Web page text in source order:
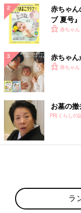
（はるる）
◾️生ハム
「生ハムと大根、き
ると箸が止まりません
◾️かにの味噌汁の素
「お湯と混ぜるだけ
し、汁物のレパート
◾️肉骨茶（バクテー）
「バクテーはマレー
風味がクセになる味
の素を使って煮こむ
◾️焼豚はレンジで
「タレが入った袋の
赤ちゃ
ブ 夏号
く！ お
赤ちゃ
赤ちゃん
赤ちゃ
お墓の
PR(くらしの
ラ